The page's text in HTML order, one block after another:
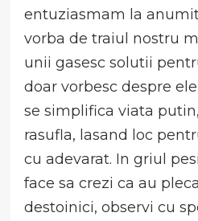
entuziasmam la
vorba de traiul nostru
unii gasesc solutii
doar vorbesc despre
se simplifica viata
rasufla, lasand loc
cu adevarat. In griul
face sa crezi ca au
destoinici, observi cu